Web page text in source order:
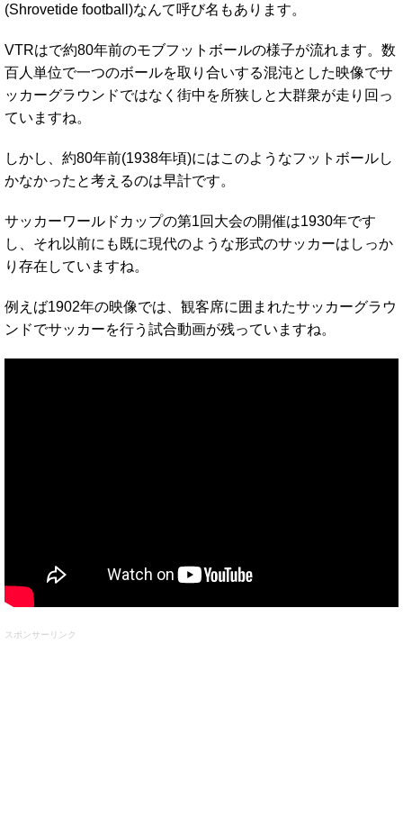
(Shrovetide football)なんて呼び名もあります。
VTRはで約80年前のモブフットボールの様子が流れます。数
百人単位で一つのボールを取り合いする混沌とした映像でサ
ッカーグラウンドではなく街中を所狭しと大群衆が走り回っ
ていますね。
しかし、約80年前(1938年頃)にはこのようなフットボールし
かなかったと考えるのは早計です。
サッカーワールドカップの第1回大会の開催は1930年です
し、それ以前にも既に現代のような形式のサッカーはしっか
り存在していますね。
例えば1902年の映像では、観客席に囲まれたサッカーグラウ
ンドでサッカーを行う試合動画が残っていますね。
スポンサーリンク